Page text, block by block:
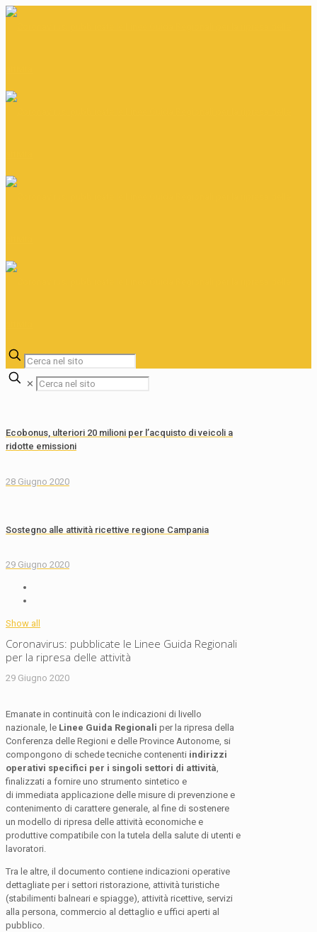
✕
Ecobonus, ulteriori 20 milioni per l’acquisto di veicoli a
ridotte emissioni
28 Giugno 2020
Sostegno alle attività ricettive regione Campania
29 Giugno 2020
Show all
Coronavirus: pubblicate le Linee Guida Regionali
per la ripresa delle attività
29 Giugno 2020
Emanate in continuità con le indicazioni di livello
nazionale, le Linee Guida Regionali per la ripresa della
Conferenza delle Regioni e delle Province Autonome, si
compongono di schede tecniche contenenti indirizzi
operativi specifici per i singoli settori di attività,
finalizzati a fornire uno strumento sintetico e
di immediata applicazione delle misure di prevenzione e
contenimento di carattere generale, al fine di sostenere
un modello di ripresa delle attività economiche e
produttive compatibile con la tutela della salute di utenti e
lavoratori.
Tra le altre, il documento contiene indicazioni operative
dettagliate per i settori ristorazione, attività turistiche
(stabilimenti balneari e spiagge), attività ricettive, servizi
alla persona, commercio al dettaglio e uffici aperti al
pubblico.